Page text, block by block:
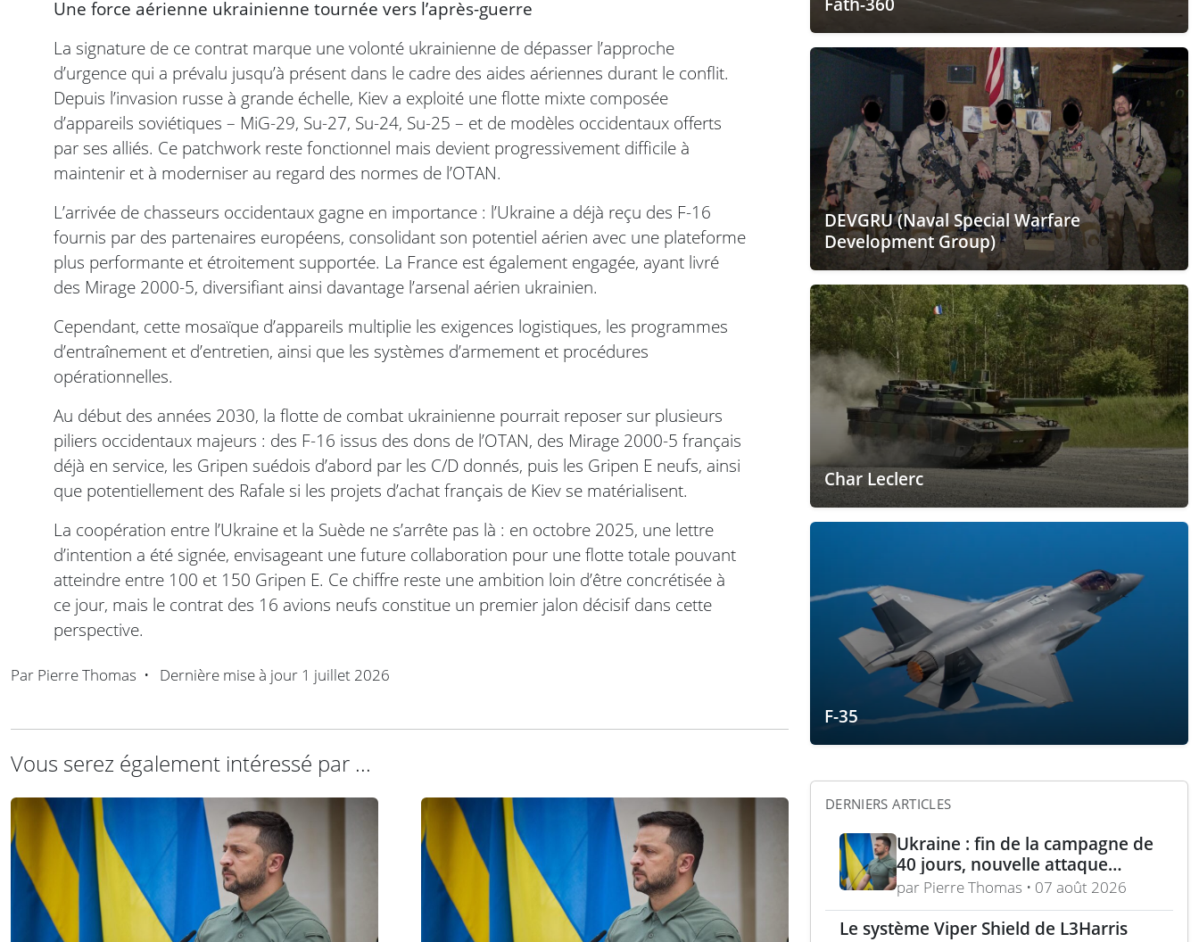
Une force aérienne ukrainienne tournée vers l’après-guerre
La signature de ce contrat marque une volonté ukrainienne de dépasser l’approche
d’urgence qui a prévalu jusqu’à présent dans le cadre des aides aériennes durant le conflit.
Depuis l’invasion russe à grande échelle, Kiev a exploité une flotte mixte composée
d’appareils soviétiques – MiG-29, Su-27, Su-24, Su-25 – et de modèles occidentaux offerts
par ses alliés. Ce patchwork reste fonctionnel mais devient progressivement difficile à
maintenir et à moderniser au regard des normes de l’OTAN.
L’arrivée de chasseurs occidentaux gagne en importance : l’Ukraine a déjà reçu des F-16
fournis par des partenaires européens, consolidant son potentiel aérien avec une plateforme
plus performante et étroitement supportée. La France est également engagée, ayant livré
des Mirage 2000-5, diversifiant ainsi davantage l’arsenal aérien ukrainien.
Cependant, cette mosaïque d’appareils multiplie les exigences logistiques, les programmes
d’entraînement et d’entretien, ainsi que les systèmes d’armement et procédures
opérationnelles.
Au début des années 2030, la flotte de combat ukrainienne pourrait reposer sur plusieurs
piliers occidentaux majeurs : des F-16 issus des dons de l’OTAN, des Mirage 2000-5 français
déjà en service, les Gripen suédois d’abord par les C/D donnés, puis les Gripen E neufs, ainsi
que potentiellement des Rafale si les projets d’achat français de Kiev se matérialisent.
La coopération entre l’Ukraine et la Suède ne s’arrête pas là : en octobre 2025, une lettre
d’intention a été signée, envisageant une future collaboration pour une flotte totale pouvant
atteindre entre 100 et 150 Gripen E. Ce chiffre reste une ambition loin d’être concrétisée à
ce jour, mais le contrat des 16 avions neufs constitue un premier jalon décisif dans cette
perspective.
Par Pierre Thomas • Dernière mise à jour 1 juillet 2026
Vous serez également intéressé par ...
DEVGRU (Naval Special Warfare
Development Group)
Char Leclerc
F-35
DERNIERS ARTICLES
Ukraine : fin de la campagne de
40 jours, nouvelle attaque
contre Wildberries et
élimination d’un général russe à
Moscou
par Pierre Thomas • 07 août 2026
Le système Viper Shield de L3Harris